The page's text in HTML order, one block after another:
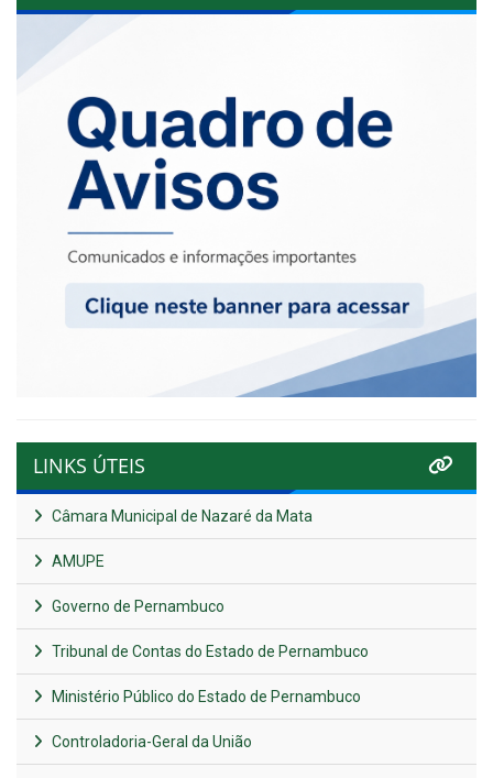
LINKS ÚTEIS
Câmara Municipal de Nazaré da Mata
AMUPE
Governo de Pernambuco
Tribunal de Contas do Estado de Pernambuco
Ministério Público do Estado de Pernambuco
Controladoria-Geral da União